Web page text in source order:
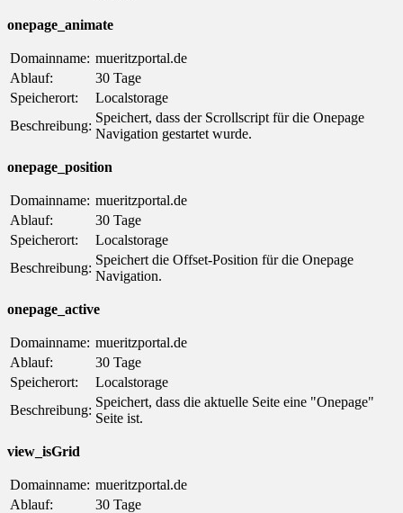
onepage_animate
Domainname: mueritzportal.de
Ablauf:
30 Tage
Speicherort:
Localstorage
Beschreibung:
Speichert, dass der Scrollscript für die Onepage
Navigation gestartet wurde.
onepage_position
Domainname: mueritzportal.de
Ablauf:
30 Tage
Speicherort:
Localstorage
Beschreibung:
Speichert die Offset-Position für die Onepage
Navigation.
onepage_active
Domainname: mueritzportal.de
Ablauf:
30 Tage
Speicherort:
Localstorage
Beschreibung:
Speichert, dass die aktuelle Seite eine "Onepage"
Seite ist.
view_isGrid
Domainname: mueritzportal.de
Ablauf:
30 Tage